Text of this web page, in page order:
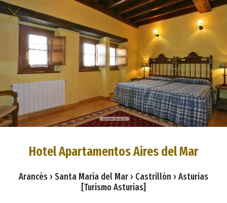
Hotel Apartamentos Aires del Mar
Arancés › Santa María del Mar › Castrillón › Asturias
[Turismo Asturias]